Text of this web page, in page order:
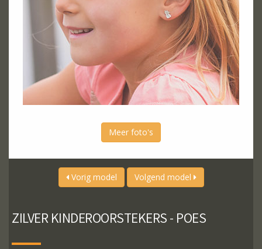
Meer foto's
Vorig model Volgend model
ZILVER KINDEROORSTEKERS - POES